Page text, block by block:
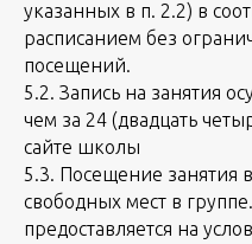
указанных в п. 2.2) в
расписанием без
посещений.
5.2. Запись на занятия
чем за 24 (двадцать
сайте школы
5.3. Посещение занятия
свободных мест в
предоставляется на